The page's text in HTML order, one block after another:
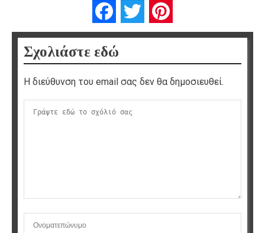
FacebookTwitter
Σχολιάστε εδώ
Η διεύθυνση του email σας δεν θα δημοσιευθεί.